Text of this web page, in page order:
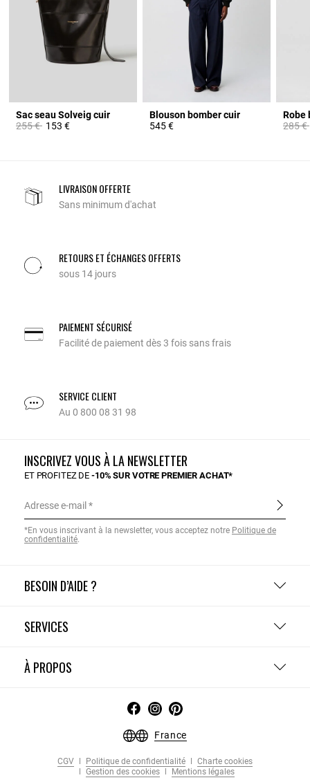
Sac seau Solveig cuir
Prix réduit à partir de
255 €à153 €
Blouson bomber cuir
545 €
Prix
285 €
LIVRAISON OFFERTE
Sans minimum d'achat
RETOURS ET ÉCHANGES OFFERTS
sous 14 jours
PAIEMENT SÉCURISÉ
Facilité de paiement dès 3 fois sans frais
SERVICE CLIENT
Au 0 800 08 31 98
BESOIN D’AIDE ?
SERVICES
À PROPOS
INSCRIVEZ VOUS À LA NEWSLETTER
ET PROFITEZ DE-10% SUR VOTRE PREMIER ACHAT*
Adresse e-mail
*En vous inscrivant à la newsletter, vous acceptez notre Politique de
confidentialité.
France
CGV Politique de confidentialité
Charte cookies
Gestion des cookies
Mentions légales